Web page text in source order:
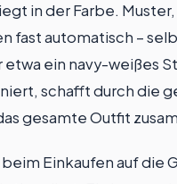
in der Farbe.
fast automatisch –
etwa ein navy-weißes
schafft durch die
gesamte Outfit
Einkaufen auf die